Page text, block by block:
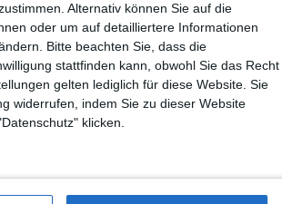
Alternativ können Sie auf die
oder um auf detailliertere Informationen
Bitte beachten Sie, dass die
stattfinden kann, obwohl Sie das Recht
gelten lediglich für diese Website. Sie
widerrufen, indem Sie zu dieser Website
klicken.
bei